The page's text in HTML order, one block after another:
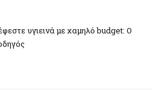
υγιεινά με χαμηλό budget: Ο